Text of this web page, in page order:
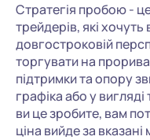
Стратегія пробою -
трейдерів, які
довгостроковій
торгувати на
підтримки та опору
графіка або у
ви це зробите, вам
ціна вийде за вказані